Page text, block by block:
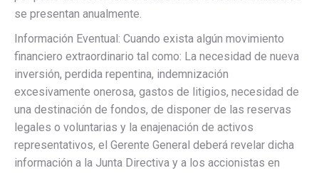
se presentan anualmente.
Información Eventual: Cuando exista algún movimiento
financiero extraordinario tal como: La necesidad de nueva
inversión, perdida repentina, indemnización
excesivamente onerosa, gastos de litigios, necesidad de
una destinación de fondos, de disponer de las reservas
legales o voluntarias y la enajenación de activos
representativos, el Gerente General deberá revelar dicha
información a la Junta Directiva y a los accionistas en